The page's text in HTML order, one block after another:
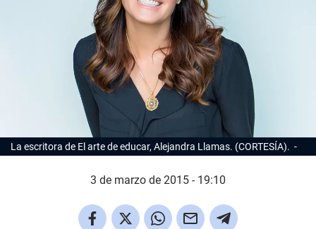
La escritora de El arte de educar, Alejandra Llamas. (CORTESÍA).
3 de marzo de 2015 - 19:10